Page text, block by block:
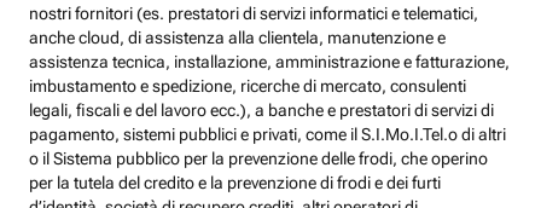
nostri fornitori (es. prestatori di servizi informatici e telematici,
anche cloud, di assistenza alla clientela, manutenzione e
assistenza tecnica, installazione, amministrazione e fatturazione,
imbustamento e spedizione, ricerche di mercato, consulenti
legali, fiscali e del lavoro ecc.), a banche e prestatori di servizi di
pagamento, sistemi pubblici e privati, come il S.I.Mo.I.Tel.o di altri
o il Sistema pubblico per la prevenzione delle frodi, che operino
per la tutela del credito e la prevenzione di frodi e dei furti